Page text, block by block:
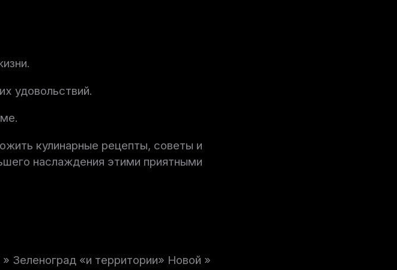
удовольствий.
кулинарные рецепты, советы и
наслаждения этими приятными
Зеленоград «и территории» Новой »